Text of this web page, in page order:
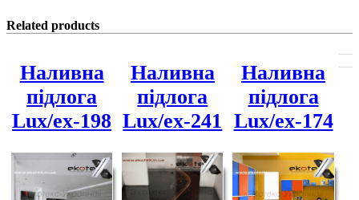
Related products
Наливна
підлога
Lux/ex-198
Наливна
підлога
Lux/ex-241
Наливна
підлога
Lux/ex-174